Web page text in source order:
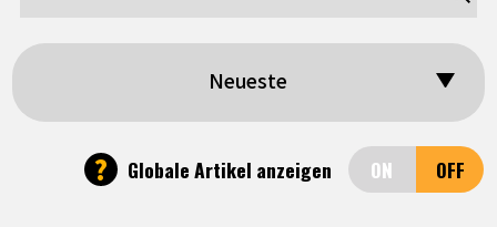
SPECIALS
Neueste
? Globale Artikel anzeigen